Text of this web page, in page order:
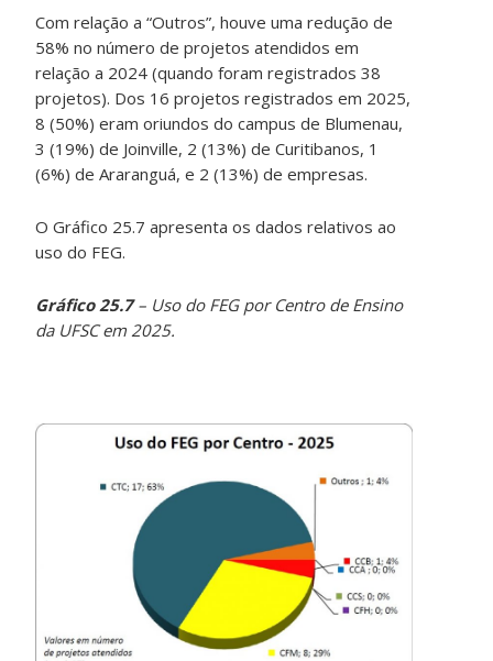
Com relação a “Outros”, houve uma redução de
58% no número de projetos atendidos em
relação a 2024 (quando foram registrados 38
projetos). Dos 16 projetos registrados em 2025,
8 (50%) eram oriundos do campus de Blumenau,
3 (19%) de Joinville, 2 (13%) de Curitibanos, 1
(6%) de Araranguá, e 2 (13%) de empresas.
O Gráfico 25.7 apresenta os dados relativos ao
uso do FEG.
Gráfico 25.7– Uso do FEG por Centro de Ensino
da UFSC em 2025.